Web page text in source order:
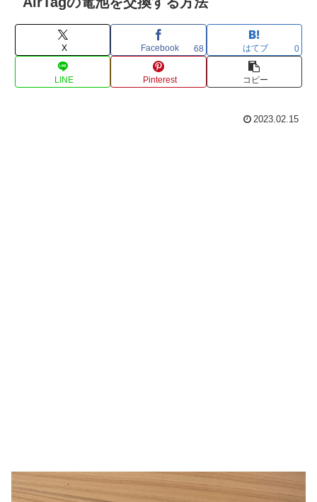
X Facebook 68 はてブ 0
LINE Pinterest コピー
2023.02.15